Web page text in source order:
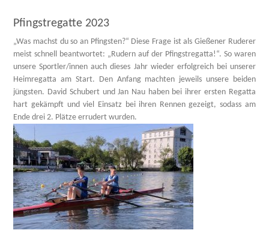
Pfingstregatte 2023
„Was machst du so an Pfingsten?“ Diese Frage ist als Gießener Ruderer
meist schnell beantwortet: „Rudern auf der Pfingstregatta!“. So waren
unsere Sportler/innen auch dieses Jahr wieder erfolgreich bei unserer
Heimregatta am Start. Den Anfang machten jeweils unsere beiden
jüngsten. David Schubert und Jan Nau haben bei ihrer ersten Regatta
hart gekämpft und viel Einsatz bei ihren Rennen gezeigt, sodass am
Ende drei 2. Plätze errudert wurden.